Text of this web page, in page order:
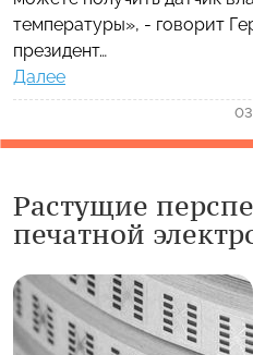
температуры», - говорит
президент…
Далее
Растущие
печатной